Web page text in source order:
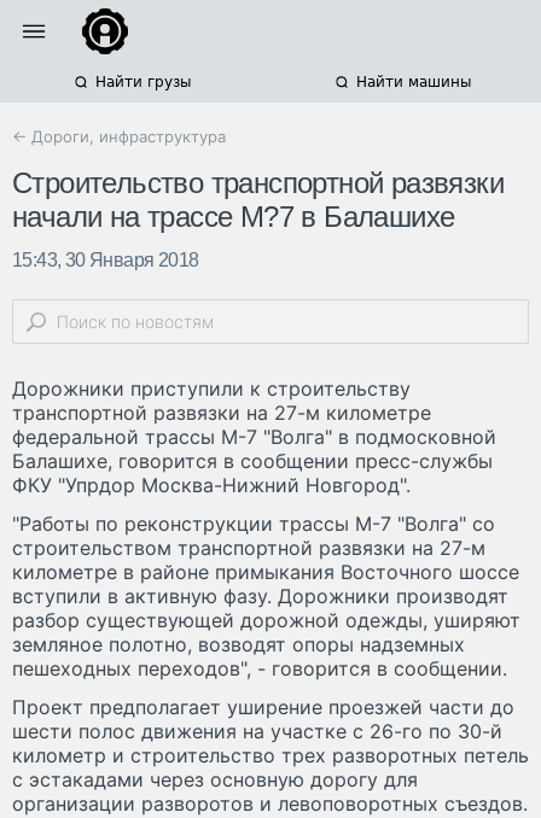
Найти грузы Найти машины
← Дороги, инфраструктура
Строительство транспортной развязки
начали на трассе М?7 в Балашихе
15:43, 30 Января 2018
Дорожники приступили к строительству
транспортной развязки на 27-м километре
федеральной трассы М-7 "Волга" в подмосковной
Балашихе, говорится в сообщении пресс-службы
ФКУ "Упрдор Москва-Нижний Новгород".
"Работы по реконструкции трассы М-7 "Волга" со
строительством транспортной развязки на 27-м
километре в районе примыкания Восточного шоссе
вступили в активную фазу. Дорожники производят
разбор существующей дорожной одежды, уширяют
земляное полотно, возводят опоры надземных
пешеходных переходов", - говорится в сообщении.
Проект предполагает уширение проезжей части до
шести полос движения на участке с 26-го по 30-й
километр и строительство трех разворотных петель
с эстакадами через основную дорогу для
организации разворотов и левоповоротных съездов.